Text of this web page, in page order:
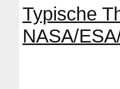
Typische
NASA/